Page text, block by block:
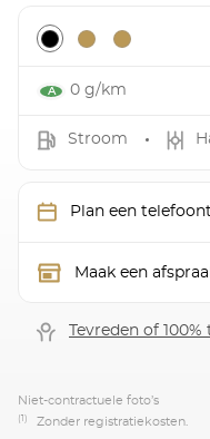
0 g/km
Stroom
Plan een
Maak een
Tevreden of
Niet-contractuele foto’s
(1) Zonder registratiekosten.